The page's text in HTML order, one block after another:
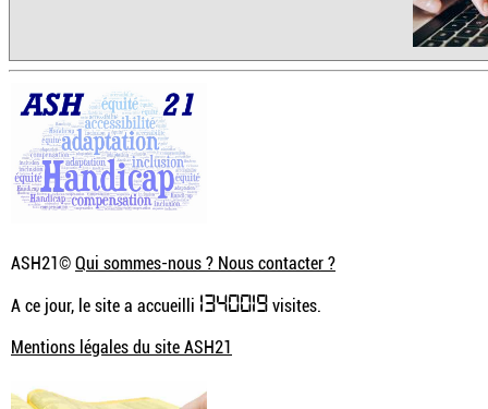
ASH21©Qui sommes-nous ? Nous contacter ?
A ce jour, le site a accueilli 1340019visites.
Mentions légales du site ASH21